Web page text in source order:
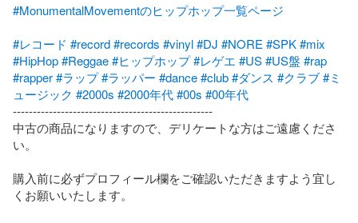
#MonumentalMovementのヒップホップ一覧ページ
#レコード #record#records #vinyl#DJ #NORE #SPK#mix
#HipHop#Reggae#ヒップホップ#レゲエ #US#US盤 #rap
#rapper#ラップ#ラッパー #dance#club#ダンス #クラブ#ミ
ュージック #2000s #2000年代#00s #00年代
--------------------------------------------------
中古の商品になりますので、デリケートな方はご遠慮くださ
い。
購入前に必ずプロフィール欄をご確認いただきますよう宜し
くお願いいたします。